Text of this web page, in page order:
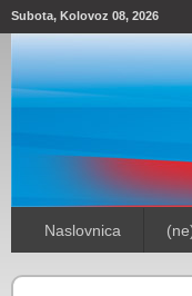
Subota, Kolovoz 08, 2026
Naslovnica